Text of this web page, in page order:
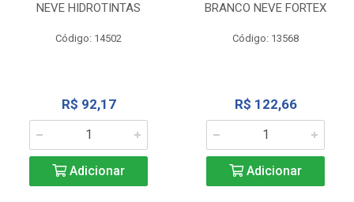
NEVE HIDROTINTAS
Código: 14502
R$ 92,17
Adicionar
BRANCO NEVE FORTEX
Código: 13568
R$ 122,66
Adicionar